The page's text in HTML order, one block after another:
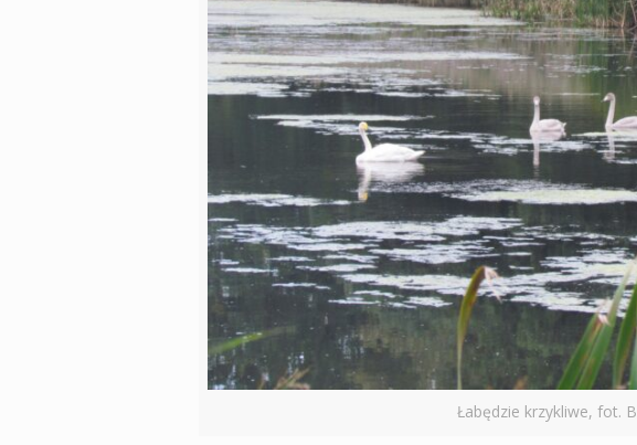
Łabędzie krzykliwe, fot.